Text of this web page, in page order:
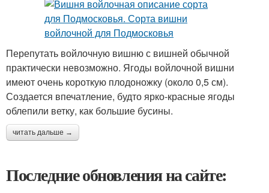
Перепутать войлочную вишню с вишней обычной
практически невозможно. Ягоды войлочной вишни
имеют очень короткую плодоножку (около 0,5 см).
Создается впечатление, будто ярко-красные ягоды
облепили ветку, как большие бусины.
читать дальше →
Последние обновления на сайте: